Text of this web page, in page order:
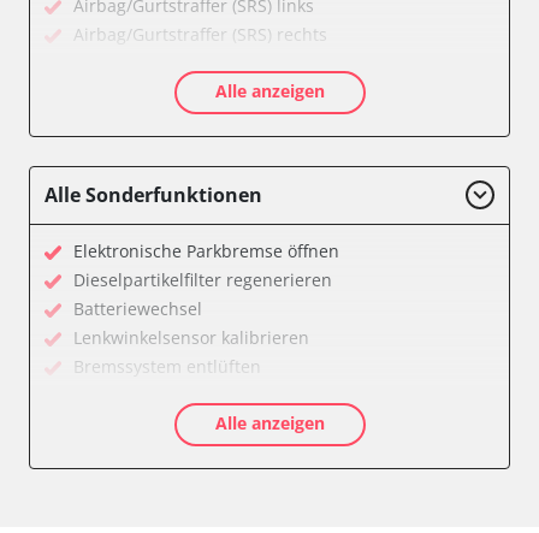
Airbag/Gurtstraffer (SRS) links
Airbag/Gurtstraffer (SRS) rechts
Allradelektronik
Anhängersteuergerät
Diagnoseschnittstelle (EOBD/OBDII)
Einparkhilfe
Einparkhilfe Lenkhilfe
Einstiegshilfe Beifahrer
Einstiegshilfe Fahrer
Fahrererkennung
Fahrtrichtungskamera
Fernlichtassistent
Alle anzeigen
Alle Sonderfunktionen
Elektronische Parkbremse öffnen
Dieselpartikelfilter regenerieren
Batteriewechsel
Lenkwinkelsensor kalibrieren
Bremssystem entlüften
AGR Ventil anlernen
Luftmassenmesser anlernen
Alle anzeigen